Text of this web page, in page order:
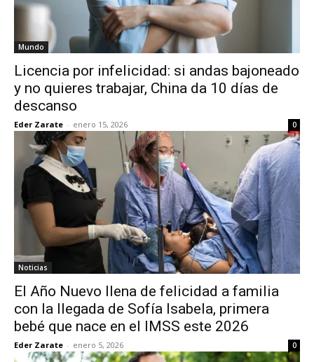
Mundo
Licencia por infelicidad: si andas bajoneado
y no quieres trabajar, China da 10 días de
descanso
Eder Zarate - enero 15, 2026 0
Noticias
El Año Nuevo llena de felicidad a familia
con la llegada de Sofía Isabela, primera
bebé que nace en el IMSS este 2026
Eder Zarate - enero 5, 2026 0